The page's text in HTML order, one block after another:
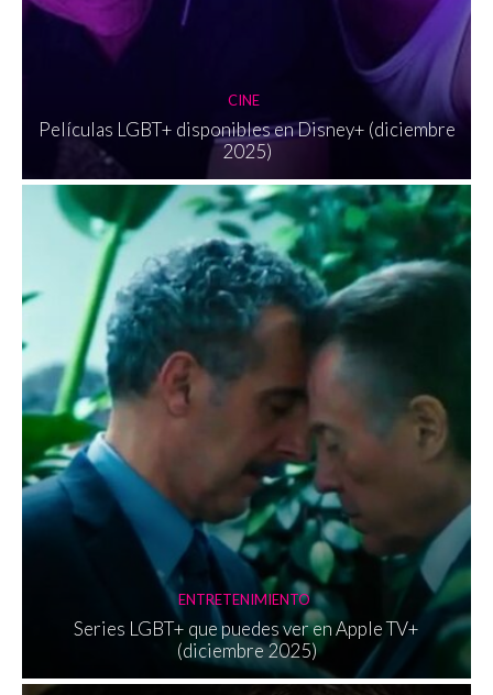
CINE
Películas LGBT+ disponibles en Disney+ (diciembre
2025)
ENTRETENIMIENTO
Series LGBT+ que puedes ver en Apple TV+
(diciembre 2025)